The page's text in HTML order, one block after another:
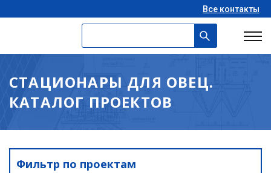
Все контакты
СТАЦИОНАРЫ ДЛЯ ОВЕЦ.
КАТАЛОГ ПРОЕКТОВ
Фильтр по проектам